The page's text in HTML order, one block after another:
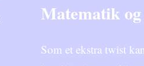
Matematik
Som et ekstra twist